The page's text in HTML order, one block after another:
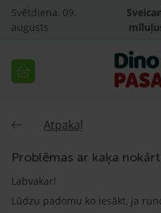
Svētdiena, 09.
augusts
Atpakaļ
Problēmas ar kaķa
Labvakar!
Lūdzu padomu ko iesākt, ja